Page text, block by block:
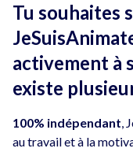
Tu souhaites
activement à
existe
100% indépendant,
au travail et à la